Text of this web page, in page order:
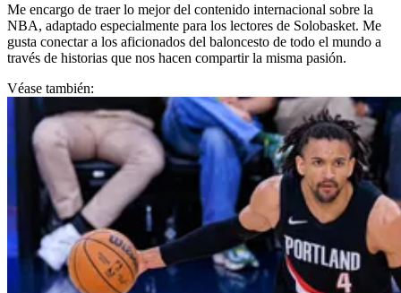
Me encargo de traer lo mejor del contenido internacional sobre la
NBA, adaptado especialmente para los lectores de Solobasket. Me
gusta conectar a los aficionados del baloncesto de todo el mundo a
través de historias que nos hacen compartir la misma pasión.
Véase también: